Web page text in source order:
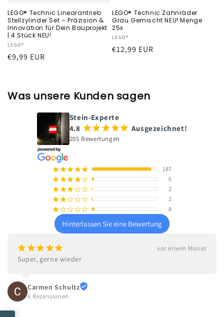
LEGO® Technic Linearantrieb
Stellzylinder Set – Präzision &
Innovation für Dein Bauprojekt
| 4 Stück NEU!
Anbieter:
LEGO®
Normaler
€9,99 EUR
LEGO® Technic Zahnräder
Grau Gemischt NEU! Menge
25x
Anbieter:
LEGO®
Normaler
€12,99 EUR
Was unsere Kunden sagen
Stein-Experte
4.8 ¡¡¡¡¡ Ausgezeichnet!
205 Bewertungen
¡¡¡¡¡ 187
¡¡¡¡¢ 6
¡¡¡¢¢ 2
¡¡¢¢¢ 2
¡¢¢¢¢ 8
Hinterlassen Sie eine Bewertung
¡¡¡ vor 3
Hallo. Ich habe Duplo Bausteine bestellt. Sehr schnelle